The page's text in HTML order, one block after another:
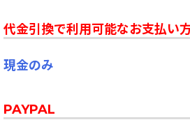
代金引換で利用可能なお支払い
現金のみ
PAYPAL